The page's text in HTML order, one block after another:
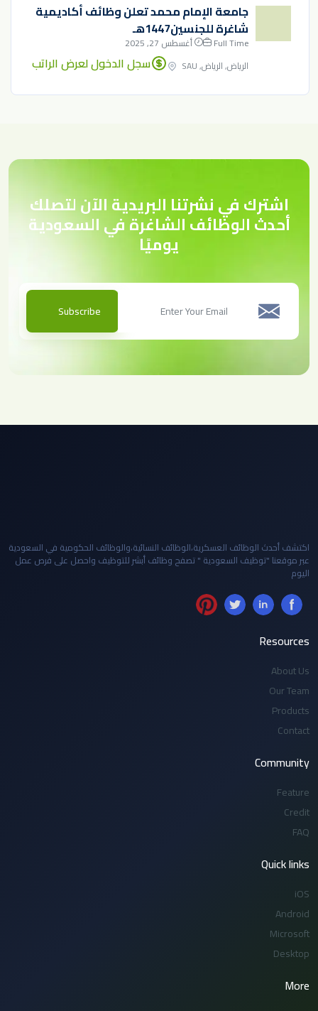
جامعة الإمام محمد تعلن وظائف أكاديمية
شاغرة للجنسين1447هـ
Full Time
أغسطس 27, 2025
الرياض, الرياض, SAU
سجل الدخول لعرض الراتب
اشترك في نشرتنا البريدية الآن لتصلك
أحدث الوظائف الشاغرة في السعودية
يوميًا
Subscribe
اكتشف أحدث الوظائف العسكرية،الوظائف النسائية،والوظائف الحكومية في السعودية
عبر موقعنا "توظيف السعودية " تصفح وظائف أبشر للتوظيف واحصل على فرص عمل
اليوم
Resources
About Us
Our Team
Products
Contact
Community
Feature
Credit
FAQ
Quick links
iOS
Android
Microsoft
Desktop
More